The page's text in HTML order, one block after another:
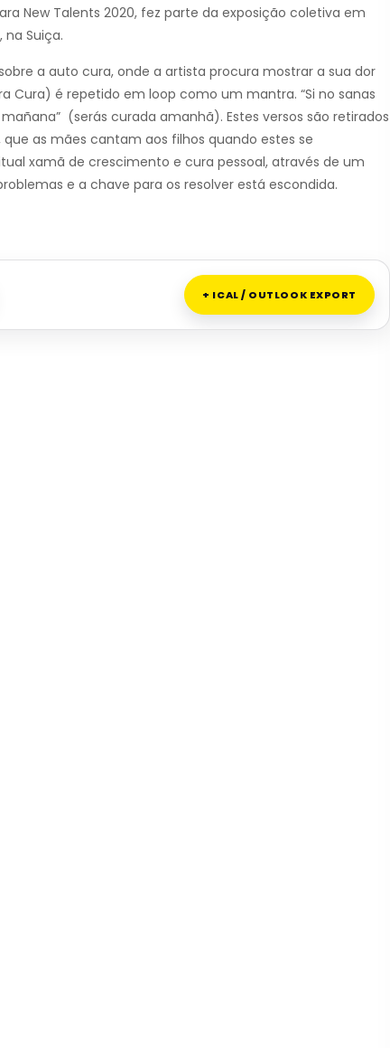
New Talents 2020, fez parte da exposição coletiva em
na Suiça.
a auto cura, onde a artista procura mostrar a sua dor
Cura) é repetido em loop como um mantra. “Si no sanas
(serás curada amanhã). Estes versos são retirados
as mães cantam aos filhos quando estes se
xamã de crescimento e cura pessoal, através de um
e a chave para os resolver está escondida.
+ ICAL / OUTLOOK EXPORT